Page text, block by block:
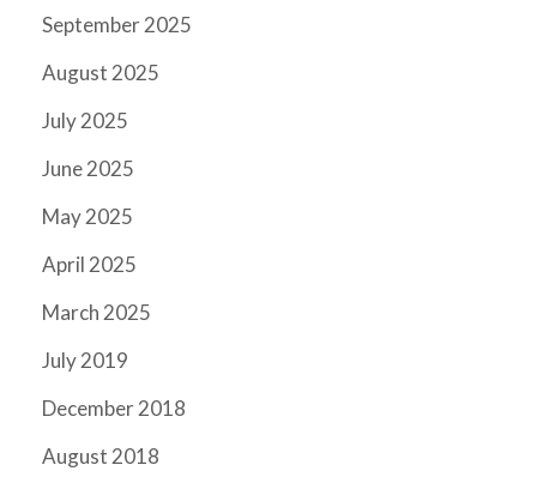
September 2025
August 2025
July 2025
June 2025
May 2025
April 2025
March 2025
July 2019
December 2018
August 2018